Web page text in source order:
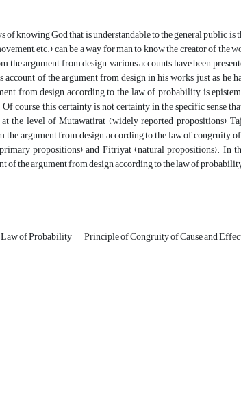
of knowing God that is understandable to the general public
etc.) can be a way for man to know the creator of
the argument from design, various accounts have been
account of the argument from design in his works, just as
from design according to the law of probability is
course, this certainty is not certainty in the specific
the level of Mutawatirat (widely reported propositions),
argument from design according to the law of congruity
propositions) and Fitriyat (natural propositions). In
of the argument from design according to the law of
Law of Probability Principle of Congruity of Cause and